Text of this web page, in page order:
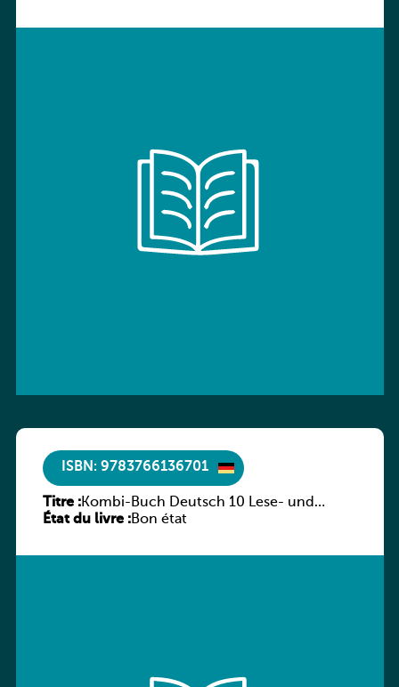
ISBN: 9783766136701
Titre :Kombi-Buch Deutsch 10 Lese- und
Sprachbuch
État du livre :Bon état